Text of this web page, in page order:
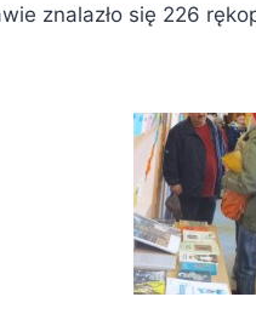
znalazło się 226